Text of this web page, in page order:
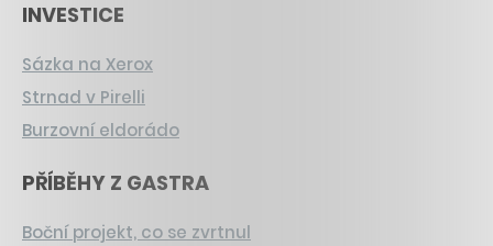
INVESTICE
Sázka na Xerox
Strnad v Pirelli
Burzovní eldorádo
PŘÍBĚHY Z GASTRA
Boční projekt, co se zvrtnul